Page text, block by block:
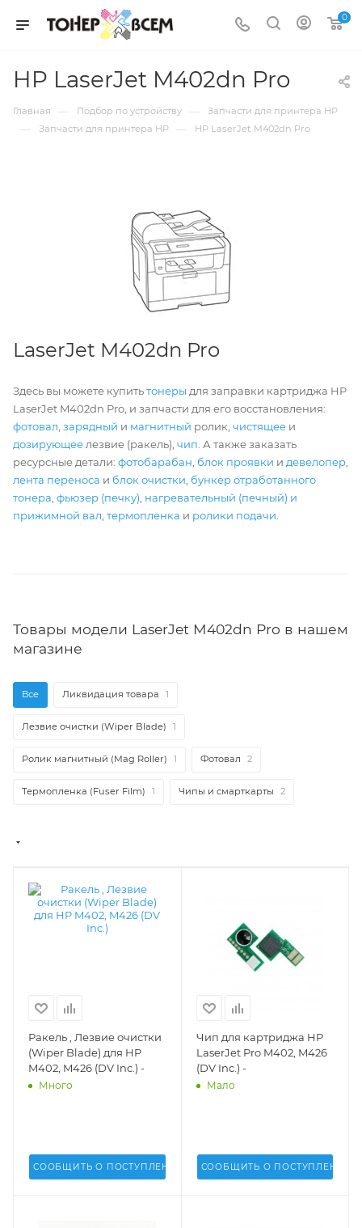
0
HP LaserJet M402dn Pro
Главная — Подбор по устройству — Запчасти для принтера HP
— Запчасти для принтера HP — HP LaserJet M402dn Pro
LaserJet M402dn Pro
Здесь вы можете купитьтонеры для заправки картриджа HP
LaserJet M402dn Pro, и запчасти для его восстановления:
фотовал зарядный и магнитный ролик, чистящее и
дозирующее лезвие (ракель), чип . А также заказать
ресурсные детали: фотобарабан блок проявки и девелопер
лента переноса и блок очистки бункер отработанного
тонера фьюзер (печку) нагревательный (печный) и
прижимной вал термопленка и ролики подачи
Товары модели LaserJet M402dn Pro в нашем
магазине
Все Ликвидация товара 1
Лезвие очистки (Wiper Blade) 1
Ролик магнитный (Mag Roller) 1 Фотовал 2
Термопленка (Fuser Film) 1 Чипы и смарткарты 2
Ракель , Лезвие очистки
(Wiper Blade) для HP
M402, M426 (DV Inc.) -
Много
СООБЩИТЬ О ПОСТУПЛЕНИИ
Чип для картриджа HP
LaserJet Pro M402, M426
(DV Inc.) -
Мало
СООБЩИТЬ О ПОСТУПЛЕНИИ